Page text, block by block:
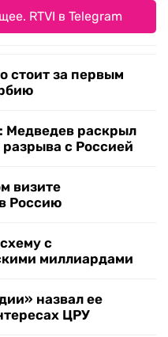
RTVI в Telegram
стоит за первым
Медведев раскрыл
с Россией
визите
Россию
с
миллиардами
назвал ее
ЦРУ